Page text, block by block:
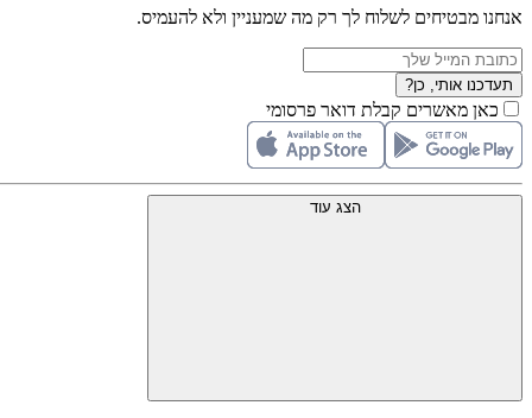
אנחנו מבטיחים לשלוח לך רק מה שמעניין ולא להעמיס.
תעדכנו אותי, כן?
כאן מאשרים קבלת דואר פרסומי
הצג עוד